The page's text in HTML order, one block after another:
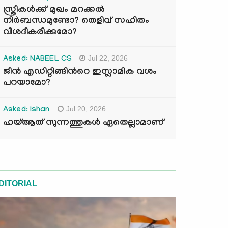
സ്ത്രീകൾക്ക് മുഖം മറക്കൽ
നിർബന്ധമുണ്ടോ? തെളിവ് സഹിതം
വിശദീകരിക്കുമോ?
Asked: NABEEL CS Jul 22, 2026
ജീൻ എഡിറ്റിങ്ങിന്‍റെ ഇസ്ലാമിക വശം
പറയാമോ?
Asked: Ishan Jul 20, 2026
ഹയ്ആത് സുന്നത്തുകൾ ഏതെല്ലാമാണ്